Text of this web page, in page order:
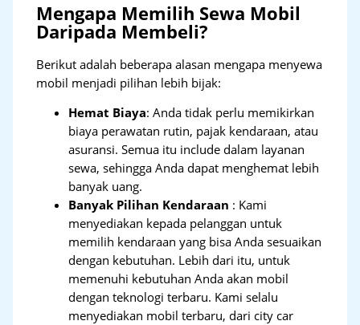
Mengapa Memilih Sewa Mobil
Daripada Membeli?
Berikut adalah beberapa alasan mengapa menyewa
mobil menjadi pilihan lebih bijak:
Hemat Biaya: Anda tidak perlu memikirkan
biaya perawatan rutin, pajak kendaraan, atau
asuransi. Semua itu include dalam layanan
sewa, sehingga Anda dapat menghemat lebih
banyak uang.
Banyak Pilihan Kendaraan : Kami
menyediakan kepada pelanggan untuk
memilih kendaraan yang bisa Anda sesuaikan
dengan kebutuhan. Lebih dari itu, untuk
memenuhi kebutuhan Anda akan mobil
dengan teknologi terbaru. Kami selalu
menyediakan mobil terbaru, dari city car